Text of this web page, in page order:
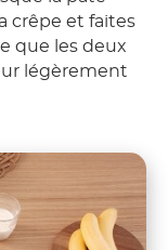
crêpe et faites
que les deux
légèrement